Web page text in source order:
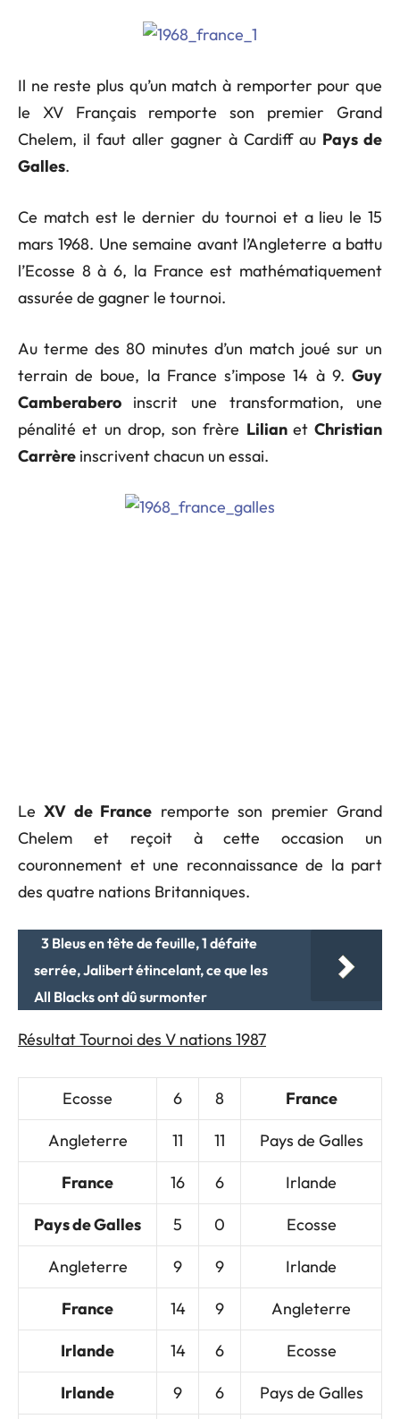
Il ne reste plus qu’un match à remporter pour que
le XV Français remporte son premier Grand
Chelem, il faut aller gagner à Cardiff au Pays de
Galles.
Ce match est le dernier du tournoi et a lieu le 15
mars 1968. Une semaine avant l’Angleterre a battu
l’Ecosse 8 à 6, la France est mathématiquement
assurée de gagner le tournoi.
Au terme des 80 minutes d’un match joué sur un
terrain de boue, la France s’impose 14 à 9. Guy
Camberabero inscrit une transformation, une
pénalité et un drop, son frère Lilian et Christian
Carrère inscrivent chacun un essai.
LeXV de France remporte son premier Grand
Chelem et reçoit à cette occasion un
couronnement et une reconnaissance de la part
des quatre nations Britanniques.
3 Bleus en tête de feuille, 1 défaite
serrée, Jalibert étincelant, ce que les
All Blacks ont dû surmonter
Résultat Tournoi des V nations 1987
Ecosse 6 8 France
Angleterre 11 11 Pays de Galles
France 16 6 Irlande
Pays de Galles 5 0 Ecosse
Angleterre 9 9 Irlande
France 14 9 Angleterre
Irlande 14 6 Ecosse
Irlande 9 6 Pays de Galles